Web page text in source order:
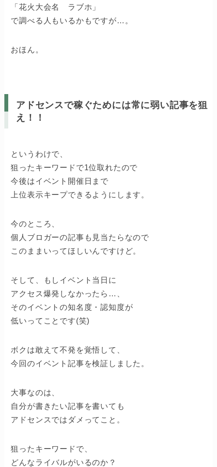
「花火大会名 ラブホ」
で調べる人もいるかもですが…。
おほん。
アドセンスで稼ぐためには常に弱い記事を狙
え！！
というわけで、
狙ったキーワードで1位取れたので
今後はイベント開催日まで
上位表示キープできるようにします。
今のところ、
個人ブロガーの記事も見当たらなので
このままいってほしいんですけど。
そして、もしイベント当日に
アクセス爆発しなかったら…、
そのイベントの知名度・認知度が
低いってことです(笑)
ボクは敢えて不発を覚悟して、
今回のイベント記事を検証しました。
大事なのは、
自分が書きたい記事を書いても
アドセンスではダメってこと。
狙ったキーワードで、
どんなライバルがいるのか？